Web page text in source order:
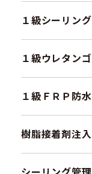
１級シーリン
１級ウレタン
１級ＦＲＰ防
樹脂接着剤注